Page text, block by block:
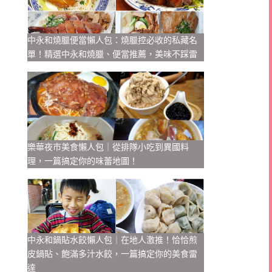
中永和燒臘便當懶人包：燒臘控必收的私藏名
單！精選中永和燒臘、便當推薦，美味不踩雷
樂華夜市美食懶人包｜從排隊小吃到異國料
理，一篇搞定你的味蕾地圖！
中永和鍋貼水餃懶人包｜在地人激推！恰恰煎
皮鍋貼、飽滿多汁水餃，一篇搞定你的美食雷
達